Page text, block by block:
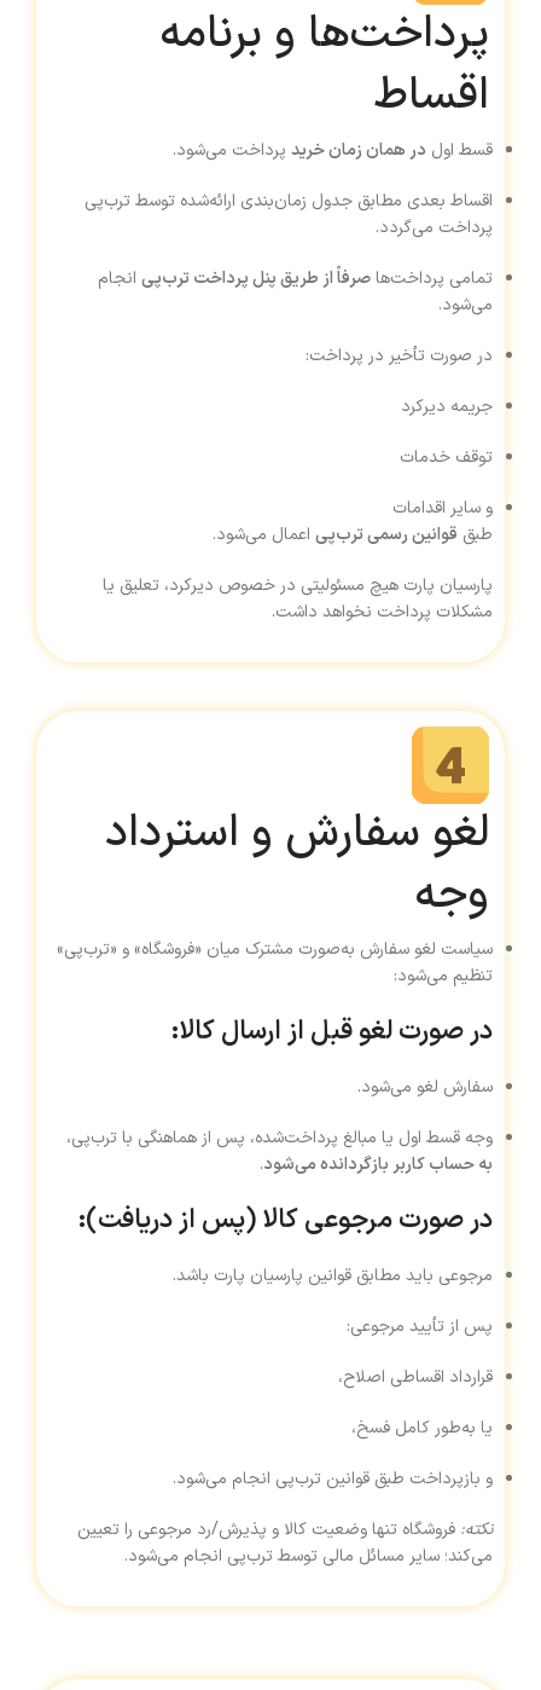
پرداخت‌ها و برنامه
اقساط
قسط اول در همان زمان خرید پرداخت می‌شود.
اقساط بعدی مطابق جدول زمان‌بندی ارائه‌شده توسط ترب‌پی
پرداخت می‌گردد.
تمامی پرداخت‌هاصرفاً از طریق پنل پرداخت ترب‌پی انجام
می‌شود.
در صورت تأخیر در پرداخت:
جریمه دیرکرد
توقف خدمات
و سایر اقدامات
طبق قوانین رسمی ترب‌پی اعمال می‌شود.
پارسیان پارت هیچ مسئولیتی در خصوص دیرکرد، تعلیق یا
مشکلات پرداخت نخواهد داشت.
لغو سفارش و استرداد
وجه
سیاست لغو سفارش به‌صورت مشترک میان «فروشگاه» و «ترب‌پی»
تنظیم می‌شود:
در صورت لغو قبل از ارسال کالا:
سفارش لغو می‌شود.
وجه قسط اول یا مبالغ پرداخت‌شده، پس از هماهنگی با ترب‌پی،
به حساب کاربر بازگردانده می‌شود.
در صورت مرجوعی کالا (پس از دریافت):
مرجوعی باید مطابق قوانین پارسیان پارت باشد.
پس از تأیید مرجوعی:
قرارداد اقساطی اصلاح،
یا به‌طور کامل فسخ،
و بازپرداخت طبق قوانین ترب‌پی انجام می‌شود.
نکته: فروشگاه تنها وضعیت کالا و پذیرش/رد مرجوعی را تعیین
می‌کند؛ سایر مسائل مالی توسط ترب‌پی انجام می‌شود.